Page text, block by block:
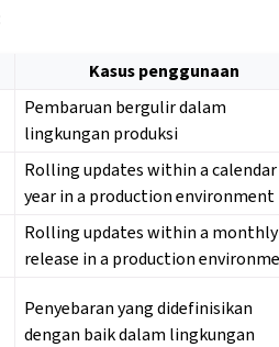
Kasus penggunaan
Pembaruan bergulir dalam
lingkungan produksi
Rolling updates within a calendar
year in a production environment
Rolling updates within a monthly
release in a production
Penyebaran yang didefinisikan
dengan baik dalam lingkungan